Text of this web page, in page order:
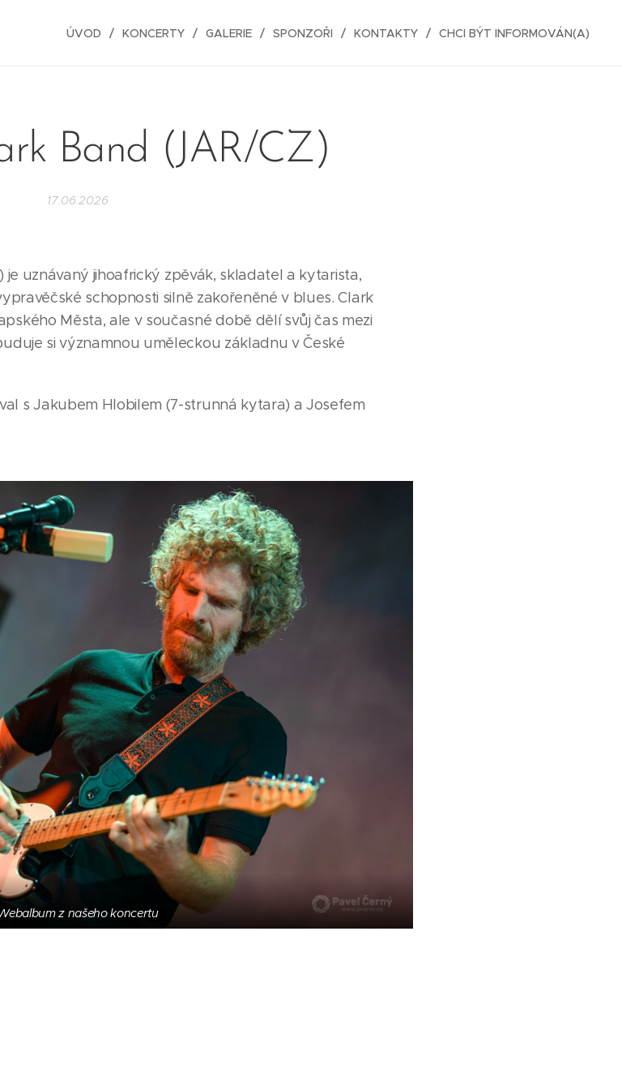
ÚVOD KONCERTY GALERIE SPONZOŘI KONTAKTY CHCI BÝT INFORMOVÁN(A)
Band (JAR/CZ)
17.06.2026
je uznávaný jihoafrický zpěvák, skladatel a kytarista,
schopnosti silně zakořeněné v blues. Clark
Města, ale v současné době dělí svůj čas mezi
si významnou uměleckou základnu v České
s Jakubem Hlobilem (7-strunná kytara) a Josefem
z našeho koncertu